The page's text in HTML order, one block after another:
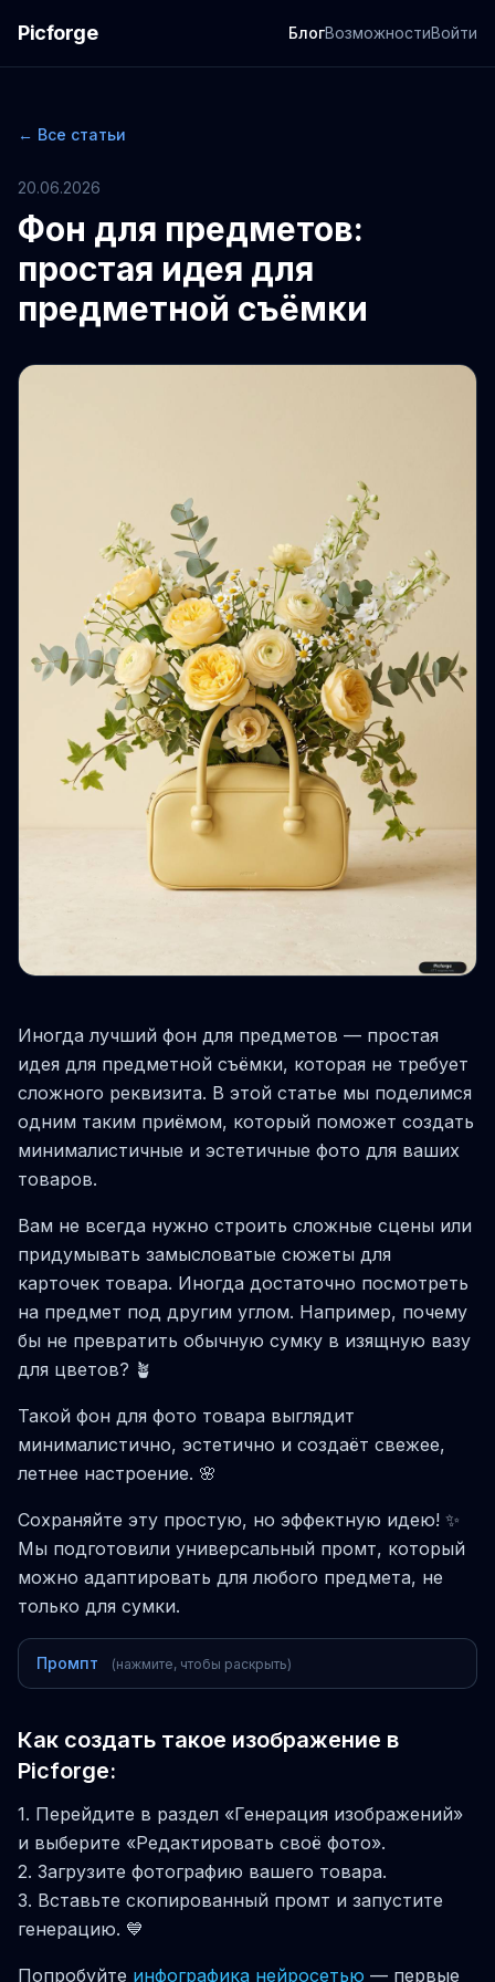
Picforge БлогВозможностиВойти
← Все статьи
20.06.2026
Фон для предметов:
простая идея для
предметной съёмки
Иногда лучший фон для предметов — простая
идея для предметной съёмки, которая не требует
сложного реквизита. В этой статье мы поделимся
одним таким приёмом, который поможет создать
минималистичные и эстетичные фото для ваших
товаров.
Вам не всегда нужно строить сложные сцены или
придумывать замысловатые сюжеты для
карточек товара. Иногда достаточно посмотреть
на предмет под другим углом. Например, почему
бы не превратить обычную сумку в изящную вазу
для цветов? 🪴
Такой фон для фото товара выглядит
минималистично, эстетично и создаёт свежее,
летнее настроение. 🌸
Сохраняйте эту простую, но эффектную идею! ✨
Мы подготовили универсальный промт, который
можно адаптировать для любого предмета, не
только для сумки.
Промпт (нажмите, чтобы раскрыть)
Как создать такое изображение в
Picforge:
1. Перейдите в раздел «Генерация изображений»
и выберите «Редактировать своё фото».
2. Загрузите фотографию вашего товара.
3. Вставьте скопированный промт и запустите
генерацию. 💙
Попробуйте инфографика нейросетью — первые